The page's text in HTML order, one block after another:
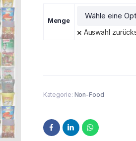
Menge
Auswahl
Kategorie: Non-Food